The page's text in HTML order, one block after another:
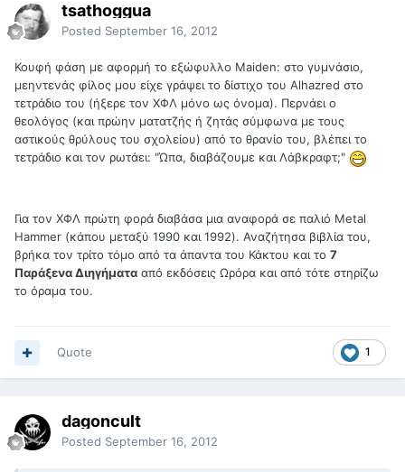
tsathoggua
Posted September 16, 2012
Κουφή φάση με αφορμή το εξώφυλλο Maiden: στο γυμνάσιο,
μεηντενάς φίλος μου είχε γράψει το δίστιχο του Alhazred στο
τετράδιο του (ήξερε τον ΧΦΛ μόνο ως όνομα). Περνάει ο
θεολόγος (και πρώην ματατζής ή ζητάς σύμφωνα με τους
αστικούς θρύλους του σχολείου) από το θρανίο του, βλέπει το
τετράδιο και τον ρωτάει: "Ώπα, διαβάζουμε και Λάβκραφτ;"
Για τον ΧΦΛ πρώτη φορά διαβάσα μια αναφορά σε παλιό Metal
Hammer (κάπου μεταξύ 1990 και 1992). Αναζήτησα βιβλία του,
βρήκα τον τρίτο τόμο από τα άπαντα του Κάκτου και το 7
Παράξενα Διηγήματα από εκδόσεις Ωρόρα και από τότε στηρίζω
το όραμα του.
1
Quote
dagoncult
Posted September 16, 2012